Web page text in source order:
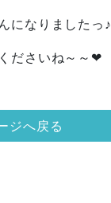
になりましたっ♪
ださいね～～❤
ジへ戻る